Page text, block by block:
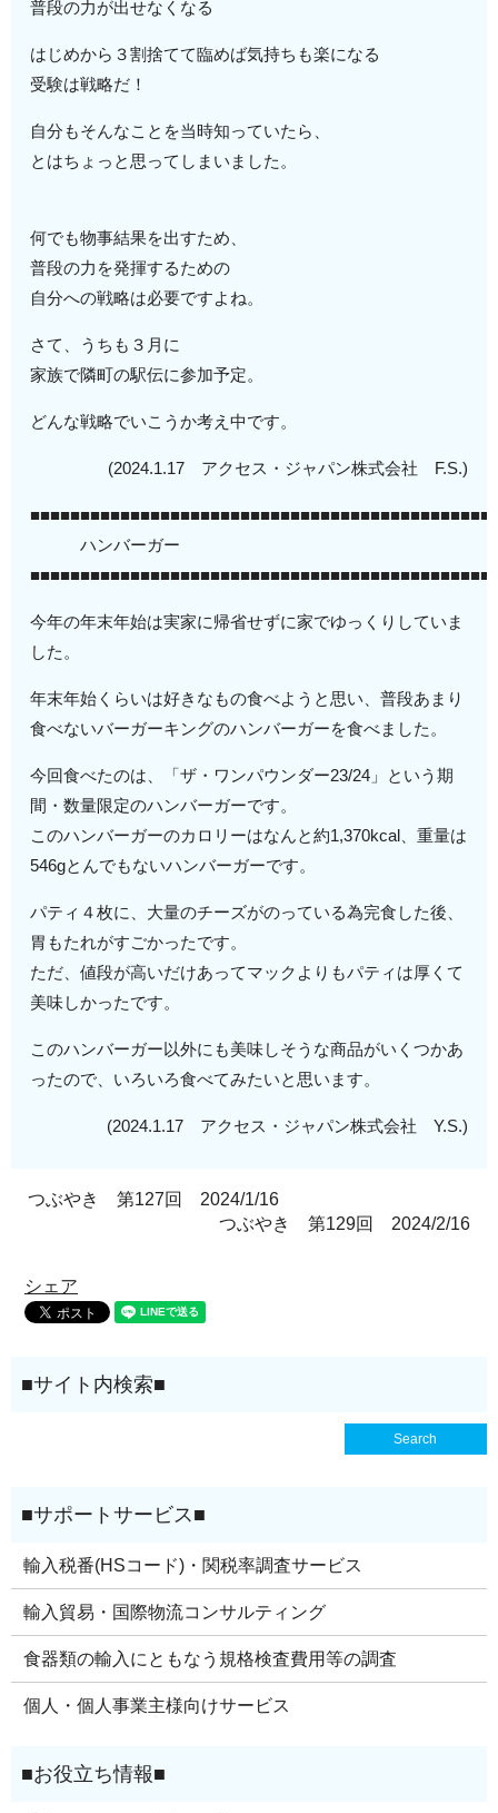
普段の力が出せなくなる
はじめから３割捨てて臨めば気持ちも楽になる
受験は戦略だ！
自分もそんなことを当時知っていたら、
とはちょっと思ってしまいました。
何でも物事結果を出すため、
普段の力を発揮するための
自分への戦略は必要ですよね。
さて、うちも３月に
家族で隣町の駅伝に参加予定。
どんな戦略でいこうか考え中です。
(2024.1.17 アクセス・ジャパン株式会社 F.S.)
■■■■■■■■■■■■■■■■■■■■■■■■■■■■■■■■■■■■■■■■■■■■■■
ハンバーガー
■■■■■■■■■■■■■■■■■■■■■■■■■■■■■■■■■■■■■■■■■■■■■■
今年の年末年始は実家に帰省せずに家でゆっくりしていま
した。
年末年始くらいは好きなもの食べようと思い、普段あまり
食べないバーガーキングのハンバーガーを食べました。
今回食べたのは、「ザ・ワンパウンダー23/24」という期
間・数量限定のハンバーガーです。
このハンバーガーのカロリーはなんと約1,370kcal、重量は
546gとんでもないハンバーガーです。
パティ４枚に、大量のチーズがのっている為完食した後、
胃もたれがすごかったです。
ただ、値段が高いだけあってマックよりもパティは厚くて
美味しかったです。
このハンバーガー以外にも美味しそうな商品がいくつかあ
ったので、いろいろ食べてみたいと思います。
(2024.1.17 アクセス・ジャパン株式会社 Y.S.)
つぶやき 第127回 2024/1/16
つぶやき 第129回 2024/2/16
シェア
輸入税番(HSコード)・関税率調査サービス
輸入貿易・国際物流コンサルティング
食器類の輸入にともなう規格検査費用等の調査
個人・個人事業主様向けサービス